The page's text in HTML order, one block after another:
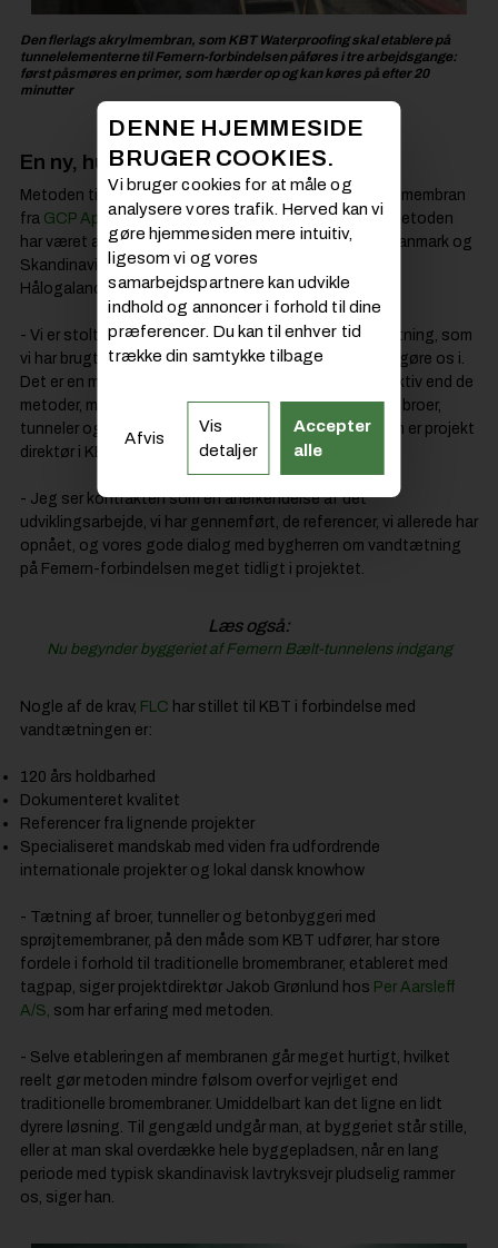
Den flerlags akrylmembran, som KBT Waterproofing skal etablere på
tunnelelementerne til Femern-forbindelsen påføres i tre arbejdsgange:
først påsmøres en primer, som hærder op og kan køres på efter 20
minutter
En ny, hurtig og effektiv metode
Metoden til vandtætning er den såkaldte flerlags akrylmembran
fra GCP Applied Technology, som kaldes Eliminator. Metoden
har været anvendt på flere bro- og tunnelbyggerier i Danmark og
Skandinavien, eksempelvis på Øresundsbroen og
Hålogalandsbroen i Norge.
- Vi er stolte af, at FLC vælger den metode til vandtætning, som
vi har brugt mange år på at udvikle udstyr til og dygtiggøre os i.
Det er en metode, som er både hurtigere og mere effektiv end de
metoder, man tidligere har anvendt til vandtætning på broer,
tunneler og betonbyggeri, siger Andreas Hensen, som er projekt
direktør i KBT. Han uddyber:
- Jeg ser kontrakten som en anerkendelse af det
udviklingsarbejde, vi har gennemført, de referencer, vi allerede har
opnået, og vores gode dialog med bygherren om vandtætning
på Femern-forbindelsen meget tidligt i projektet.
Læs også:
Nu begynder byggeriet af Femern Bælt-tunnelens indgang
Nogle af de krav, FLC har stillet til KBT i forbindelse med
vandtætningen er:
120 års holdbarhed
Dokumenteret kvalitet
Referencer fra lignende projekter
Specialiseret mandskab med viden fra udfordrende
internationale projekter og lokal dansk knowhow
- Tætning af broer, tunneller og betonbyggeri med
sprøjtemembraner, på den måde som KBT udfører, har store
fordele i forhold til traditionelle bromembraner, etableret med
tagpap, siger projektdirektør Jakob Grønlund hos Per Aarsleff
A/S, som har erfaring med metoden.
- Selve etableringen af membranen går meget hurtigt, hvilket
reelt gør metoden mindre følsom overfor vejrliget end
traditionelle bromembraner. Umiddelbart kan det ligne en lidt
dyrere løsning. Til gengæld undgår man, at byggeriet står stille,
eller at man skal overdække hele byggepladsen, når en lang
periode med typisk skandinavisk lavtryksvejr pludselig rammer
os, siger han.
DENNE HJEMMESIDE
BRUGER COOKIES.
Vi bruger cookies for at måle og
analysere vores trafik. Herved kan vi
gøre hjemmesiden mere intuitiv,
ligesom vi og vores
samarbejdspartnere kan udvikle
indhold og annoncer i forhold til dine
præferencer. Du kan til enhver tid
trække din samtykke tilbage
Afvis
Vis
detaljer
Accepter
alle